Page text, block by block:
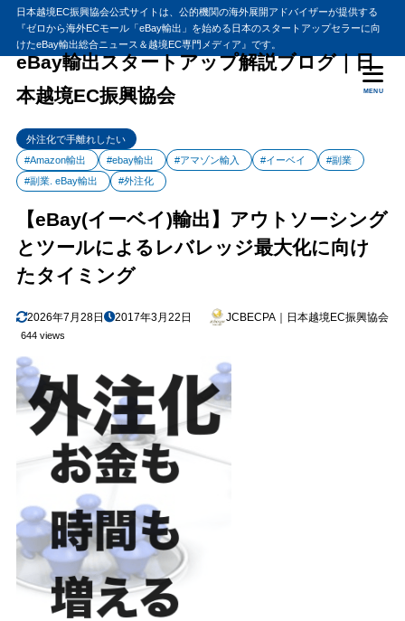
日本越境EC振興協会公式サイトは、公的機関の海外展開アドバイザーが提供する
『ゼロから海外ECモール「eBay輸出」を始める日本のスタートアップセラーに向
けたeBay輸出総合ニュース＆越境EC専門メディア』です。
eBay輸出スタートアップ解説ブログ｜日
本越境EC振興協会
MENU
外注化で手離れしたい
#Amazon輸出
#ebay輸出 #アマゾン輸入 #イーベイ
#副業
#副業. eBay輸出
#外注化
【eBay(イーベイ)輸出】アウトソーシング
とツールによるレバレッジ最大化に向け
たタイミング
2026年7月28日 2017年3月22日 JCBECPA｜日本越境EC振興協会
644 views